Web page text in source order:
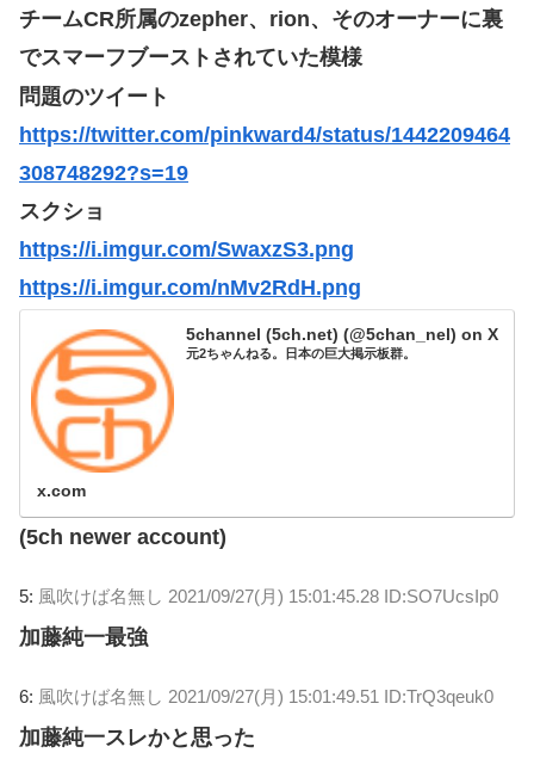
チームCR所属のzepher、rion、そのオーナーに裏
でスマーフブーストされていた模様
問題のツイート
https://twitter.com/pinkward4/status/1442209464
308748292?s=19
スクショ
https://i.imgur.com/SwaxzS3.png
https://i.imgur.com/nMv2RdH.png
5channel (5ch.net) (@5chan_nel) on X
元2ちゃんねる。日本の巨大掲示板群。
x.com
(5ch newer account)
5: 風吹けば名無し 2021/09/27(月) 15:01:45.28 ID:SO7UcsIp0
加藤純一最強
6: 風吹けば名無し 2021/09/27(月) 15:01:49.51 ID:TrQ3qeuk0
加藤純一スレかと思った